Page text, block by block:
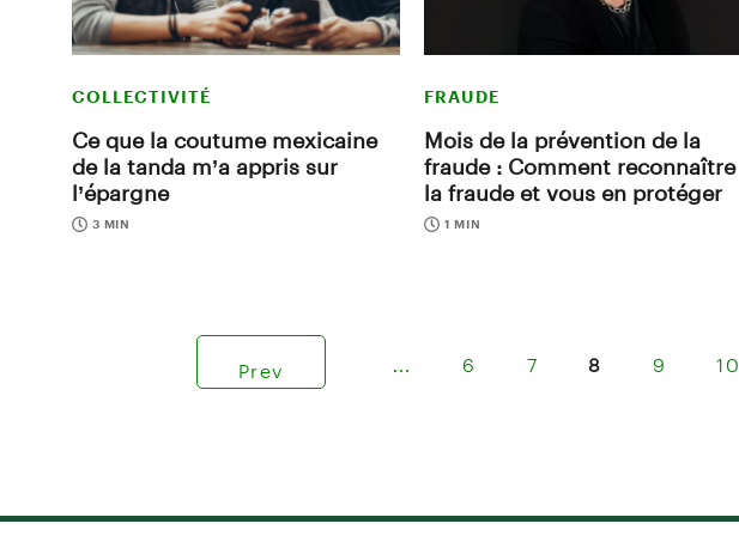
COLLECTIVITÉ
Ce que la coutume mexicaine
de la tanda m’a appris sur
l’épargne
3 MIN
FRAUDE
Mois de la prévention de la
fraude : Comment reconnaître
la fraude et vous en protéger
1 MIN
Prev 6 7 8 9 10